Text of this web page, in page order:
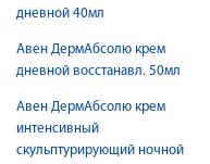
дневной 40мл
Авен ДермАбсолю крем
дневной восстанавл. 50мл
Авен ДермАбсолю крем
интенсивный
скульптурирующий ночной